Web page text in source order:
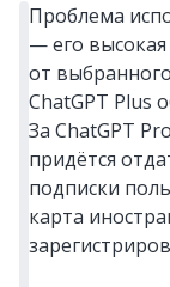
Проблема
— его
от
ChatGPT Plus
За ChatGPT
придётся
подписки
карта